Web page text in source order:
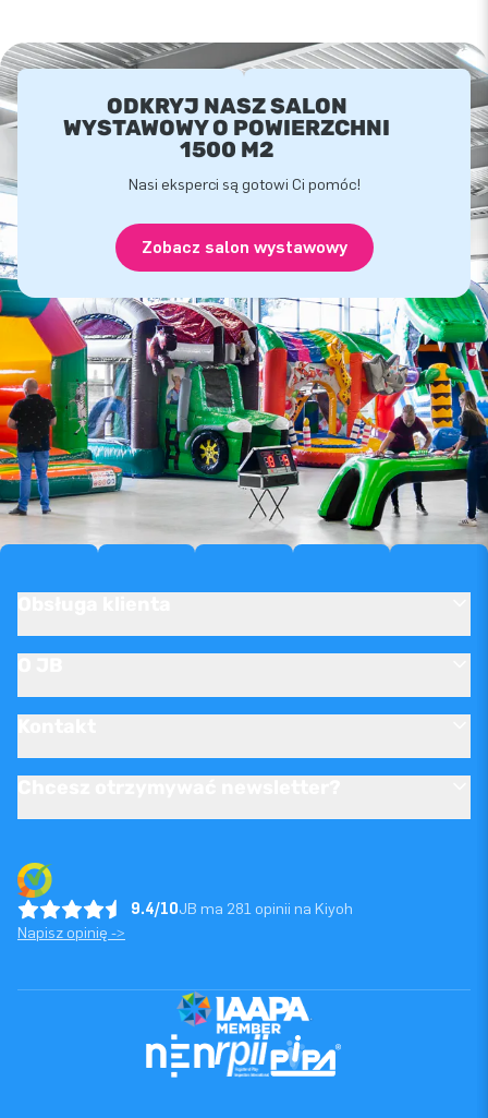
ODKRYJ NASZ SALON
WYSTAWOWY O POWIERZCHNI
1500 M2
Nasi eksperci są gotowi Ci pomóc!
Zobacz salon wystawowy
9.4/10JB ma 281 opinii na Kiyoh
Napisz opinię ->